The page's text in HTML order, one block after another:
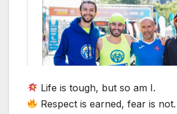
Life is tough, but so am I.
Respect is earned, fear is not.